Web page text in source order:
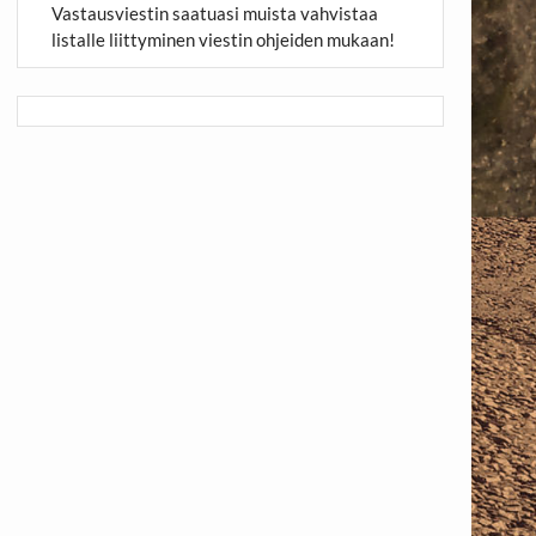
Vastausviestin saatuasi muista vahvistaa
listalle liittyminen viestin ohjeiden mukaan!